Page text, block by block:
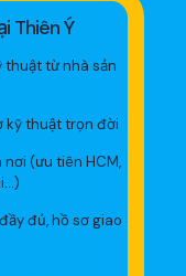
Thiên Ý
thuật từ nhà sản
kỹ thuật trọn đời
nơi (ưu tiên HCM,
đủ, hồ sơ giao